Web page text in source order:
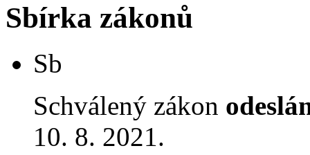
Sbírka zákonů
Sb
Schválený zákon
10. 8. 2021.